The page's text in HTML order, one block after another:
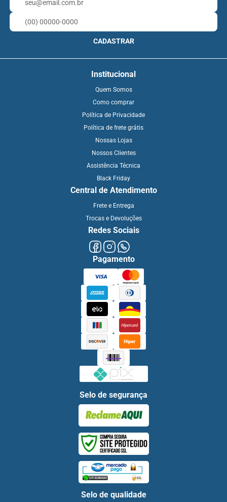
CADASTRAR
Institucional
Quem Somos
Como comprar
Política de Privacidade
Política de frete grátis
Nossas Lojas
Nossos Clientes
Assistência Técnica
Black Friday
Central de Atendimento
Frete e Entrega
Trocas e Devoluções
Redes Sociais
Pagamento
Selo de segurança
Selo de qualidade